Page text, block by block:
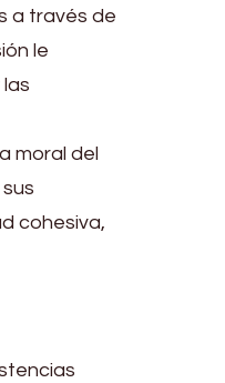
a través de
le
moral del
cohesiva,